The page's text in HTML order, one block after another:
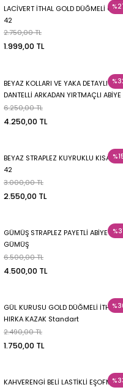
LACİVERT İTHAL GOLD DÜĞMELİ
42
2.750,00 TL
1.999,00 TL
BEYAZ KOLLARI VE YAKA DETAYLI
DANTELLİ ARKADAN YIRTMAÇLI ABİYE
BEYAZ - 36-38
6.250,00 TL
4.250,00 TL
BEYAZ STRAPLEZ KUYRUKLU KISA
42
3.000,00 TL
2.550,00 TL
GÜMÜŞ STRAPLEZ PAYETLİ ABİYE 42 -
GÜMÜŞ
6.500,00 TL
4.500,00 TL
GÜL KURUSU GOLD DÜĞMELİ İTHAL
HIRKA KAZAK Standart
2.490,00 TL
1.750,00 TL
KAHVERENGİ BELİ LASTİKLİ EŞOFMAN